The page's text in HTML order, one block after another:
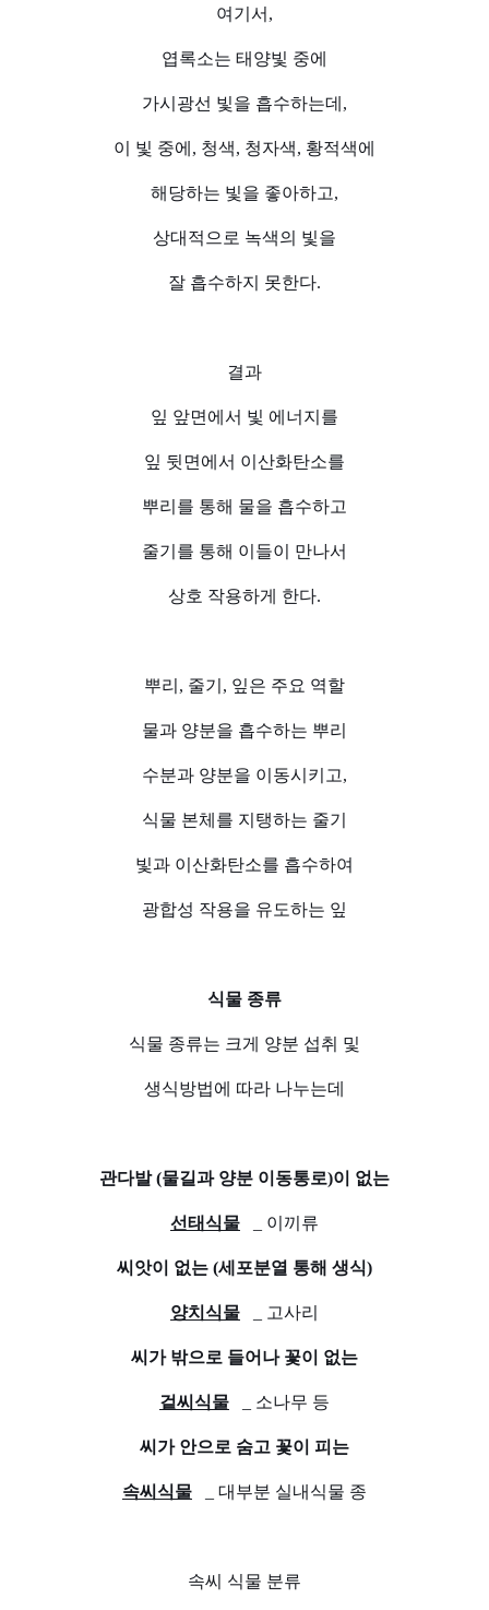
여기서,
엽록소는 태양빛 중에
가시광선 빛을 흡수하는데,
이 빛 중에, 청색, 청자색, 황적색에
해당하는 빛을 좋아하고,
상대적으로 녹색의 빛을
잘 흡수하지 못한다.
결과
잎 앞면에서 빛 에너지를
잎 뒷면에서 이산화탄소를
뿌리를 통해 물을 흡수하고
줄기를 통해 이들이 만나서
상호 작용하게 한다.
뿌리, 줄기, 잎은 주요 역할
물과 양분을 흡수하는 뿌리
수분과 양분을 이동시키고,
식물 본체를 지탱하는 줄기
빛과 이산화탄소를 흡수하여
광합성 작용을 유도하는 잎
식물 종류
식물 종류는 크게 양분 섭취 및
생식방법에 따라 나누는데
관다발 (물길과 양분 이동통로)이 없는
선태식물 _ 이끼류
씨앗이 없는 (세포분열 통해 생식)
양치식물 _ 고사리
씨가 밖으로 들어나 꽃이 없는
겉씨식물 _ 소나무 등
씨가 안으로 숨고 꽃이 피는
속씨식물 _ 대부분 실내식물 종
속씨 식물 분류